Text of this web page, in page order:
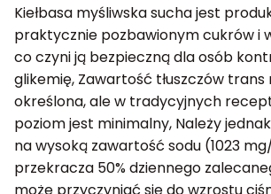
Kiełbasa myśliwska sucha jest
praktycznie pozbawionym cukrów i
co czyni ją bezpieczną dla osób
glikemię, Zawartość tłuszczów trans
określona, ale w tradycyjnych
poziom jest minimalny, Należy
na wysoką zawartość sodu (1023
przekracza 50% dziennego